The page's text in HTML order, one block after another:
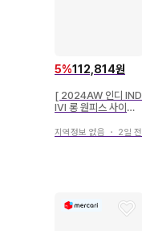
5%112,814원
[ 2024AW 인디 IND
IVI 롱 원피스 사이즈
지역정보 없음 ・ 2일 전